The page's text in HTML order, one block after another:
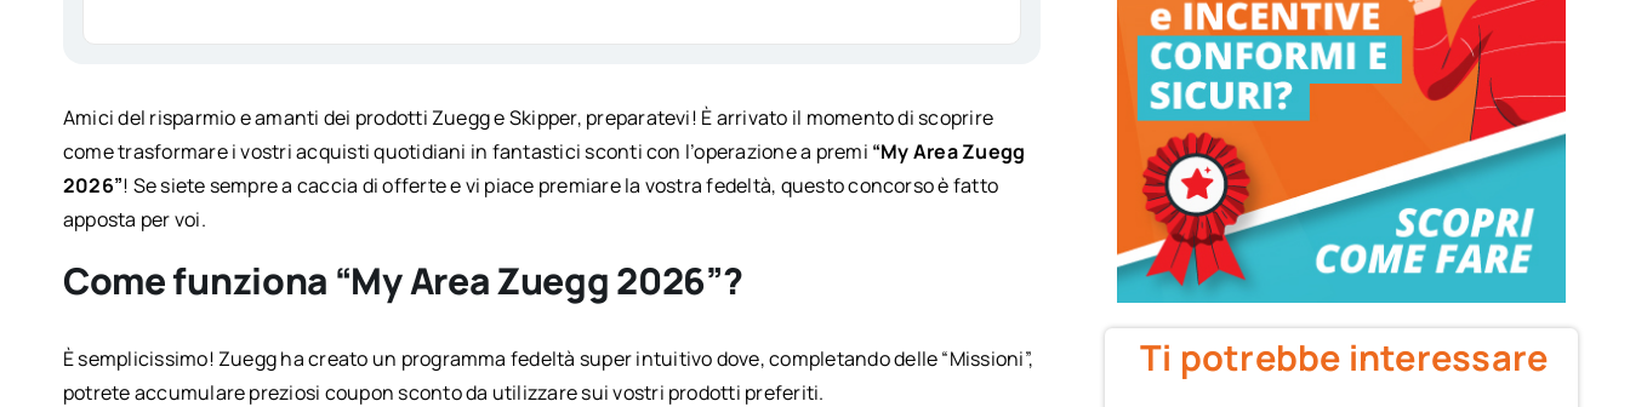
Amici del risparmio e amanti dei prodotti Zuegg e Skipper, preparatevi! È arrivato il momento di scoprire
come trasformare i vostri acquisti quotidiani in fantastici sconti con l’operazione a premi “My Area Zuegg
2026”! Se siete sempre a caccia di offerte e vi piace premiare la vostra fedeltà, questo concorso è fatto
apposta per voi.
Come funziona “My Area Zuegg 2026”?
È semplicissimo! Zuegg ha creato un programma fedeltà super intuitivo dove, completando delle “Missioni”,
potrete accumulare preziosi coupon sconto da utilizzare sui vostri prodotti preferiti.
Ti potrebbe interessare